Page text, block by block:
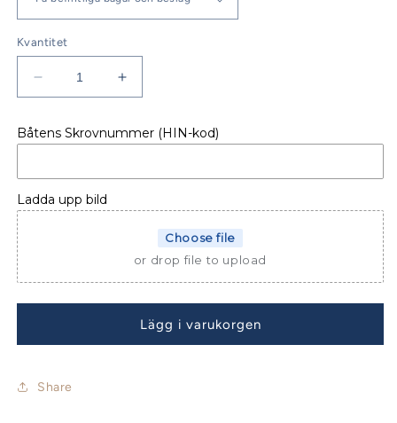
Kvantitet
Minska
kvantitet
Jeanneau
Odyssey
30i
Bimini
Öka
kvantitet
Jeanneau
Odyssey
Bimini
Båtens Skrovnummer (HIN-kod)
Ladda upp bild
Choose file
or drop file to upload
Lägg i varukorgen
Share